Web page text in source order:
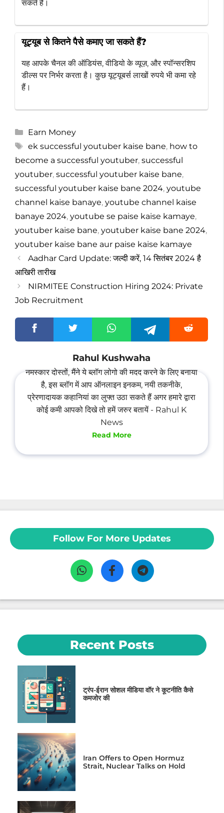
सकते हैं।
यूट्यूब से कितने पैसे कमाए जा सकते हैं?
यह आपके चैनल की ऑडियंस, वीडियो के व्यूज़, और स्पॉन्सरशिप
डील्स पर निर्भर करता है। कुछ यूट्यूबर्स लाखों रुपये भी कमा रहे
हैं।
Categories
Earn Money
Tags
ek successful youtuber kaise bane, how to
become a successful youtuber, successful
youtuber, successful youtuber kaise bane,
successful youtuber kaise bane 2024, youtube
channel kaise banaye, youtube channel kaise
banaye 2024, youtube se paise kaise kamaye,
youtuber kaise bane, youtuber kaise bane 2024,
youtuber kaise bane aur paise kaise kamaye
Aadhar Card Update: जल्दी करें, 14 सितंबर 2024 है
आखिरी तारीख
NIRMITEE Construction Hiring 2024: Private
Job Recruitment
Rahul Kushwaha
नमस्कार दोस्तों, मैंने ये ब्लॉग लोगो की मदद करने के लिए बनाया
है, इस ब्लॉग में आप ऑनलाइन इनकम, नयी तकनीके,
प्रेरणादायक कहानियां का लुफ्त उठा सकते हैं अगर हमारे द्वारा
कोई कमी आपको दिखे तो हमें जरुर बतायें - Rahul K
News
Read More
Follow For More Updates
Recent Posts
ट्रंप-ईरान सोशल मीडिया वॉर ने कूटनीति कैसे
कमजोर की
Iran Offers to Open Hormuz
Strait, Nuclear Talks on Hold